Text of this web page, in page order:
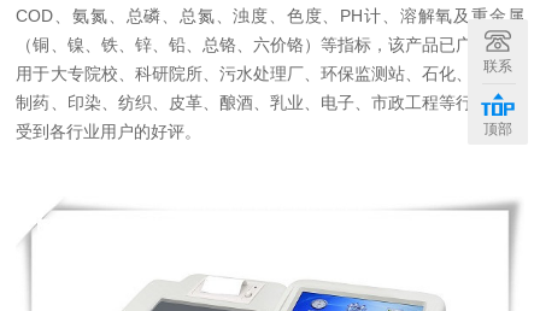
COD、氨氮、总磷、总氮、浊度、色度、PH计、溶解氧及重金属
（铜、镍、铁、锌、铅、总铬、六价铬）等指标，该产品已广泛地应
用于大专院校、科研院所、污水处理厂、环保监测站、石化、造纸、
制药、印染、纺织、皮革、酿酒、乳业、电子、市政工程等行业，并
受到各行业用户的好评。
联系
顶部